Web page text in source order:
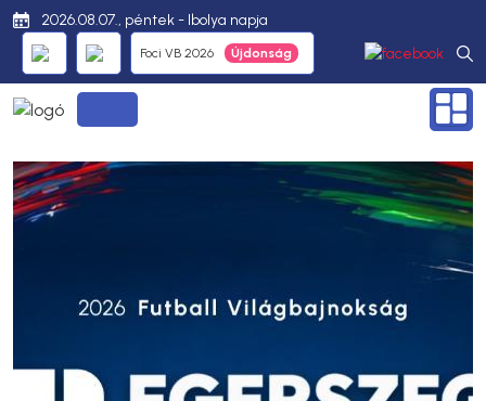
2026.08.07., péntek - Ibolya napja
Foci VB 2026